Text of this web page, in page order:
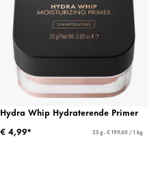
Hydra Whip Hydraterende Primer
€ 4,99*
25 g - € 199,60 / 1 kg